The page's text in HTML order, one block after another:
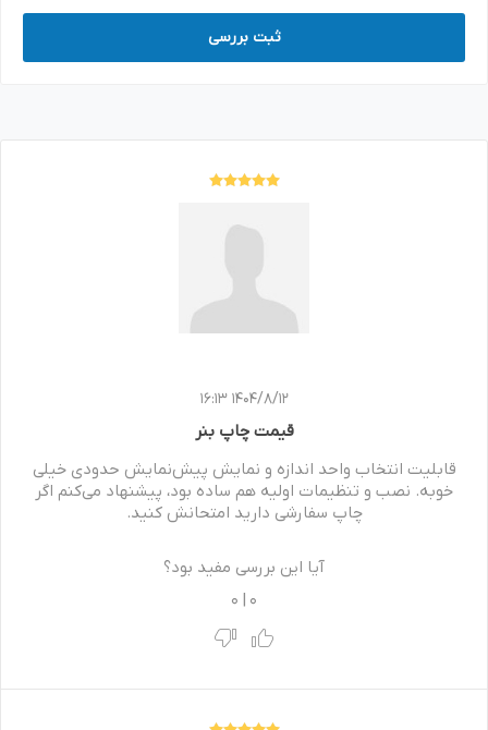
ثبت بررسی
1404/8/12 16:13
قیمت چاپ بنر
قابلیت انتخاب واحد اندازه و نمایش پیش‌نمایش حدودی خیلی
خوبه. نصب و تنظیمات اولیه هم ساده بود، پیشنهاد می‌کنم اگر
چاپ سفارشی دارید امتحانش کنید.
آیا این بررسی مفید بود؟
0
|
0